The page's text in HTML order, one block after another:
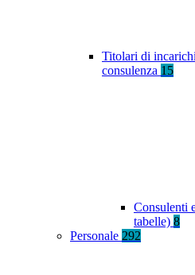
Titolari di
consulenza 15
Consulenti
tabelle) 8
Personale 292